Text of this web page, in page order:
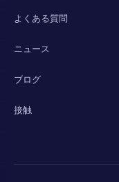
よくある質問
ニュース
ブログ
接触